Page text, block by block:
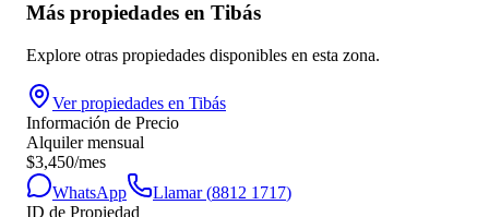
Más propiedades en Tibás
Explore otras propiedades disponibles en esta zona.
Ver propiedades en Tibás
Información de Precio
Alquiler mensual
$3,450/mes
WhatsApp
Llamar (8812 1717)
ID de Propiedad